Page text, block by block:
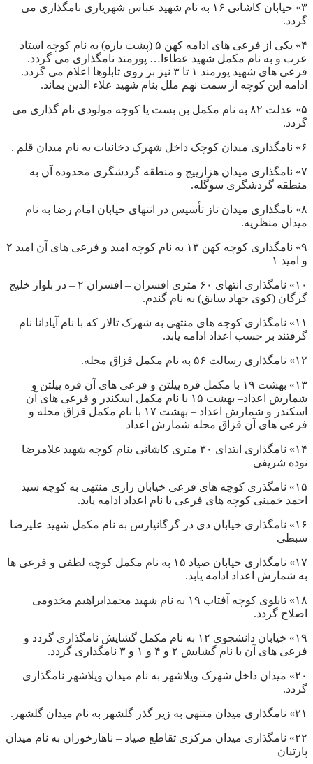
۳» خیابان کاشانی ۱۶ به نام شهید عباس شهریاری نامگذاری می
گردد.
۴» یکی از فرعی های ادامه کهن ۵ (پشت باره) به نام کوچه استاد
عرب و به نام مکمل شهید عطاءا… پورمند نامگذاری می گردد.
فرعی های شهید پورمند ۱ تا ۳ نیز بر روی تابلوها اعلام می گردد.
ادامه این کوچه از سمت نهم ملل بنام شهید علاء الدین بماند.
۵» عدلت ۸۲ به نام مکمل بن بست یا کوچه مولودی نام گذاری می
گردد.
۶» نامگذاری میدان کوچک داخل شهرک دخانیات به نام میدان قلم .
۷» نامگذاری میدان هزارپیچ و منطقه گردشگری محدوده آن به
منطقه گردشگری سوگله.
۸» نامگذاری میدان تاز تأسیس در انتهای خیابان امام رضا به نام
میدان منظریه.
۹» نامگذاری کوچه کهن ۱۳ به نام کوچه امید و فرعی های آن امید ۲
و امید ۱
۱۰» نامگذاری انتهای ۶۰ متری افسران – افسران ۲ – در بلوار خلیج
گرگان (کوی جهاد سابق) به نام گندم.
۱۱» نامگذاری کوچه های منتهی به شهرک تالار که با نام آپادانا نام
گرفتند بر حسب اعداد ادامه یابد.
۱۲» نامگذاری رسالت ۵۶ به نام مکمل قزاق محله.
۱۳» بهشت ۱۹ با مکمل قره پیلتن و فرعی های آن قره پیلتن و
شمارش اعداد– بهشت ۱۵ با نام مکمل اسکندر و فرعی های آن
اسکندر و شمارش اعداد – بهشت ۱۷ با نام مکمل قزاق محله و
فرعی های آن قزاق محله شمارش اعداد
۱۴» نامگذاری ابتدای ۳۰ متری کاشانی بنام کوچه شهید غلامرضا
نوده شریفی
۱۵» نامگذری کوچه های فرعی خیابان رازی منتهی به کوچه سید
احمد خمینی کوچه های فرعی با نام اعداد ادامه یابد.
۱۶» نامگذاری خیابان دی در گرگانپارس به نام مکمل شهید علیرضا
سبطی
۱۷» نامگذاری خیابان صیاد ۱۵ به نام مکمل کوچه لطفی و فرعی ها
به شمارش اعداد ادامه یابد.
۱۸» تابلوی کوچه آفتاب ۱۹ به نام شهید محمدابراهیم مخدومی
اصلاح گردد.
۱۹» خیابان دانشجوی ۱۲ به نام مکمل گشایش نامگذاری گردد و
فرعی های آن با نام گشایش ۲ و ۴ و ۱ و ۳ نامگذاری گردد.
۲۰» میدان داخل شهرک ویلاشهر به نام میدان ویلاشهر نامگذاری
گردد.
۲۱» نامگذاری میدان منتهی به زیر گذر گلشهر به نام میدان گلشهر.
۲۲» نامگذاری میدان مرکزی تقاطع صیاد – ناهارخوران به نام میدان
پارتیان